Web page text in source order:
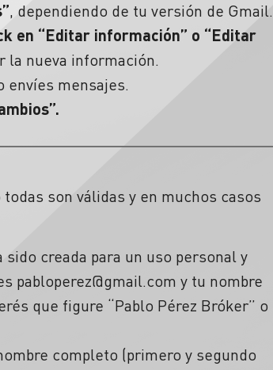
, dependiendo de tu versión de Gmail.
en “Editar información” o “Editar
la nueva información.
envíes mensajes.
son válidas y en muchos casos
creada para un uso personal y
pabloperez@gmail.com y tu nombre
que figure “Pablo Pérez Bróker” o
completo (primero y segundo